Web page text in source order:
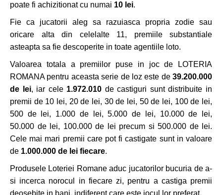
poate fi achizitionat cu numai 10 lei.
Fie ca jucatorii aleg sa razuiasca propria zodie sau
oricare alta din celelalte 11, premiile substantiale
asteapta sa fie descoperite in toate agentiile loto.
Valoarea totala a premiilor puse in joc de LOTERIA
ROMANA pentru aceasta serie de loz este de 39.200.000
de lei, iar cele 1.972.010 de castiguri sunt distribuite in
premii de 10 lei, 20 de lei, 30 de lei, 50 de lei, 100 de lei,
500 de lei, 1.000 de lei, 5.000 de lei, 10.000 de lei,
50.000 de lei, 100.000 de lei precum si 500.000 de lei.
Cele mai mari premii care pot fi castigate sunt in valoare
de 1.000.000 de lei fiecare.
Produsele Loteriei Romane aduc jucatorilor bucuria de a-
si incerca norocul in fiecare zi, pentru a castiga premii
deosebite in bani, indiferent care este jocul lor preferat.